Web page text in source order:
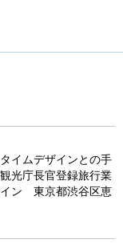
イムデザインとの手
光庁長官登録旅行業
ン 東京都渋谷区恵